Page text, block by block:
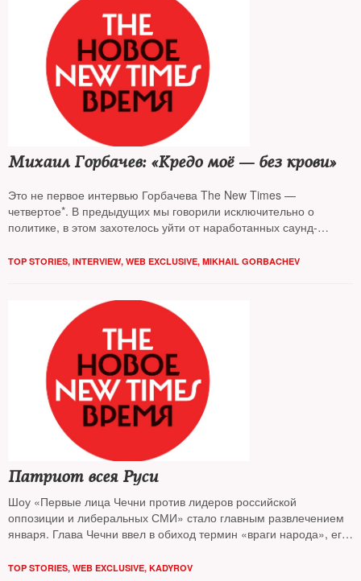
Михаил Горбачев: «Кредо моё — без крови»
Это не первое интервью Горбачева The New Times —
четвертое*. В предыдущих мы говорили исключительно о
политике, в этом захотелось уйти от наработанных саунд-
историй, эмоций, переживаний соткан человек, который не
TOP STORIES, INTERVIEW, WEB EXCLUSIVE, MIKHAIL GORBACHEV
Патриот всея Руси
Шоу «Первые лица Чечни против лидеров российской
оппозиции и либеральных СМИ» стало главным развлечением
января. Глава Чечни ввел в обиход термин «враги народа», его
разрушении российского государства», а в Грозном прошел
TOP STORIES, WEB EXCLUSIVE, KADYROV